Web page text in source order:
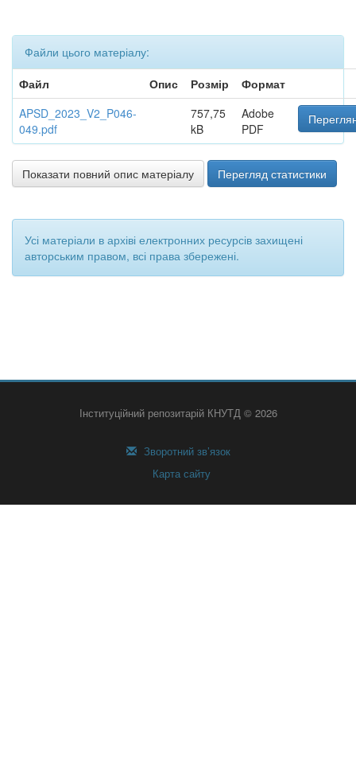
Файли цього матеріалу:
Файл
Опис Розмір
Формат
APSD_2023_V2_P046-
049.pdf
757,75
kB
Adobe
PDF
Показати повний опис матеріалу Перегляд статистики
Усі матеріали в архіві електронних ресурсів захищені
авторським правом, всі права збережені.
Інституційний репозитарій КНУТД © 2026
Зворотний зв’язок
Карта сайту